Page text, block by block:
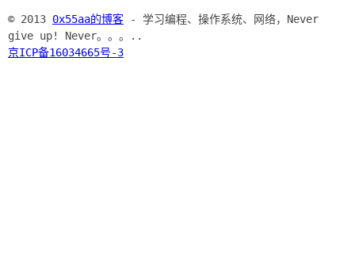
© 2013 0x55aa的博客 - 学习编程、操作系统、网络，Never
give up! Never。。。..
京ICP备16034665号-3